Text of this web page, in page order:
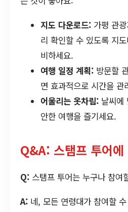
지도 다운로드: 가평 관
리 확인할 수 있도록 지
비하세요.
여행 일정 계획: 방문할
면 효과적으로 시간을 관
어울리는 옷차림: 날씨에
안한 여행을 즐기세요.
Q&A: 스탬프 투어에
Q: 스탬프 투어는 누구나 참여
A: 네, 모든 연령대가 참여할